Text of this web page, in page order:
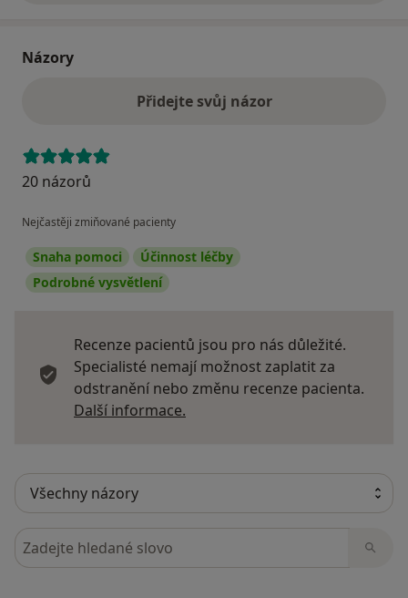
Názory
Přidejte svůj názor
20 názorů
Nejčastěji zmiňované pacienty
Snaha pomoci
Účinnost léčby
Podrobné vysvětlení
Recenze pacientů jsou pro nás důležité.
Specialisté nemají možnost zaplatit za
odstranění nebo změnu recenze pacienta.
Další informace.
Hledejte v názorech